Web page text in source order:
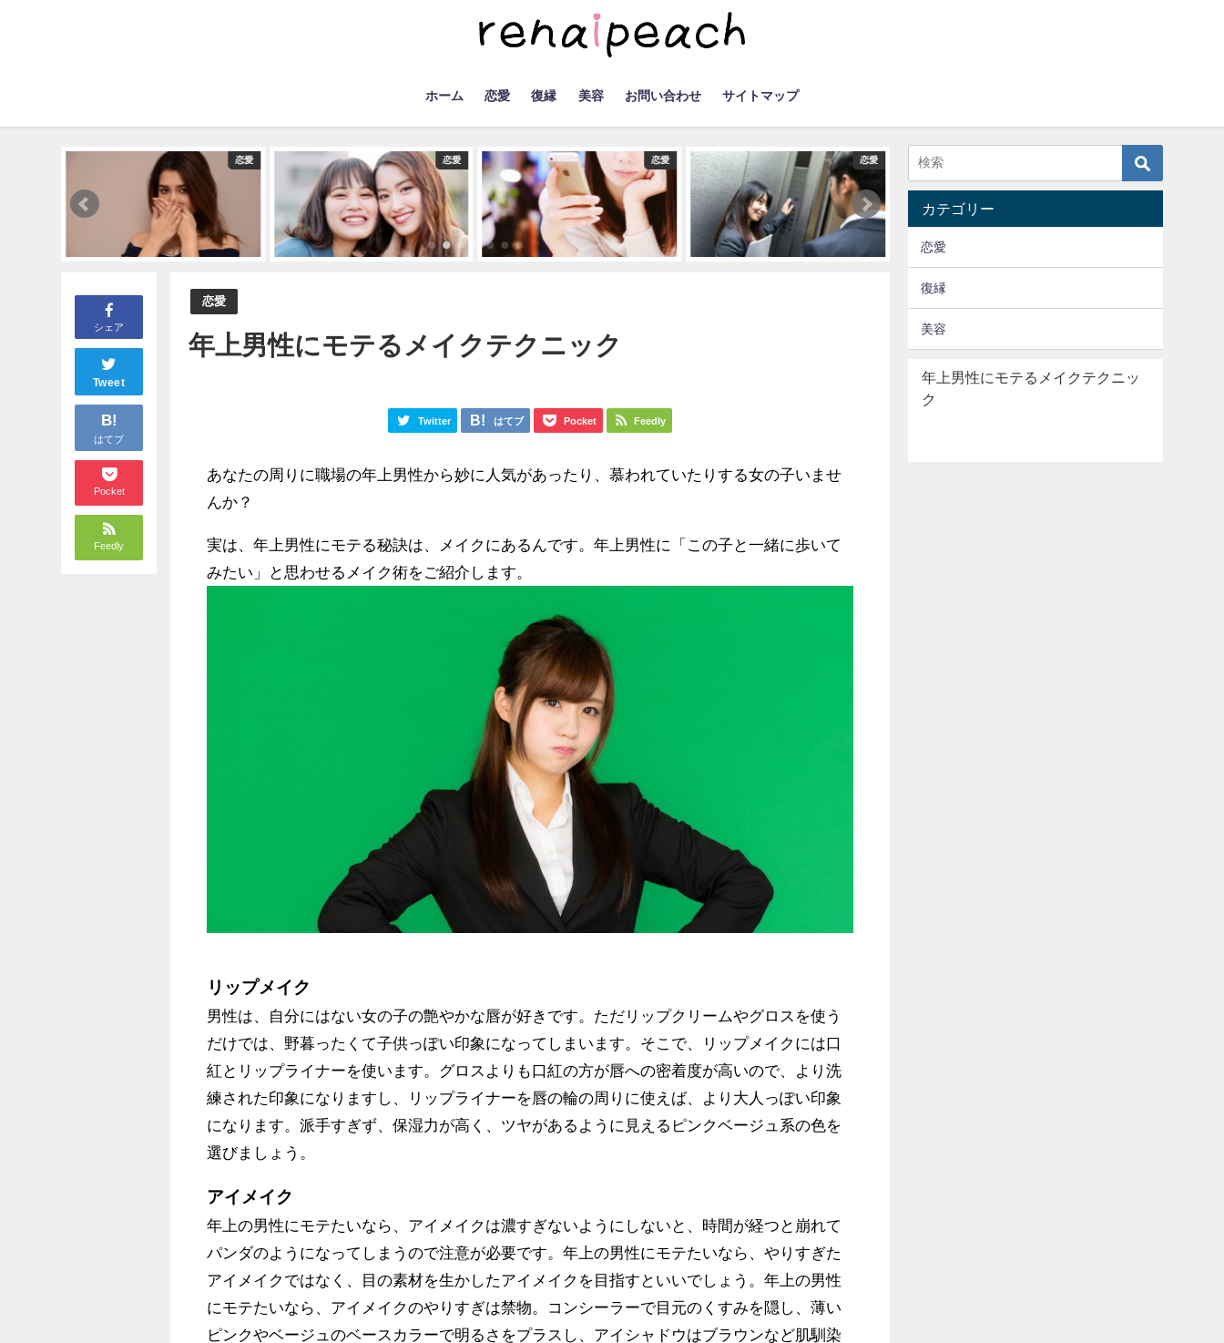
ホーム 恋愛 復縁 美容 お問い合わせ サイトマップ
恋愛 恋愛 恋愛 恋愛
シェア
Tweet
B!
はてブ
Pocket
Feedly
恋愛
年上男性にモテるメイクテクニック
Twitter はてブ Pocket Feedly
あなたの周りに職場の年上男性から妙に人気があったり、慕われていたりする女の子いませ
んか？
実は、年上男性にモテる秘訣は、メイクにあるんです。年上男性に「この子と一緒に歩いて
みたい」と思わせるメイク術をご紹介します。
リップメイク
男性は、自分にはない女の子の艶やかな唇が好きです。ただリップクリームやグロスを使う
だけでは、野暮ったくて子供っぽい印象になってしまいます。そこで、リップメイクには口
紅とリップライナーを使います。グロスよりも口紅の方が唇への密着度が高いので、より洗
練された印象になりますし、リップライナーを唇の輪の周りに使えば、より大人っぽい印象
になります。派手すぎず、保湿力が高く、ツヤがあるように見えるピンクベージュ系の色を
選びましょう。
アイメイク
年上の男性にモテたいなら、アイメイクは濃すぎないようにしないと、時間が経つと崩れて
パンダのようになってしまうので注意が必要です。年上の男性にモテたいなら、やりすぎた
アイメイクではなく、目の素材を生かしたアイメイクを目指すといいでしょう。年上の男性
にモテたいなら、アイメイクのやりすぎは禁物。コンシーラーで目元のくすみを隠し、薄い
ピンクやベージュのベースカラーで明るさをプラスし、アイシャドウはブラウンなど肌馴染
カテゴリー
恋愛
復縁
美容
年上男性にモテるメイクテクニッ
ク